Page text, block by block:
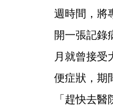
週時間，將
開一張記錄
月就曾接受
便症狀，期
「趕快去醫